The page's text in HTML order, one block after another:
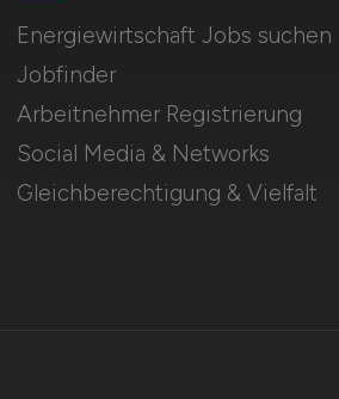
Energiewirtschaft Jobs suchen
Jobfinder
Arbeitnehmer Registrierung
Social Media & Networks
Gleichberechtigung & Vielfalt